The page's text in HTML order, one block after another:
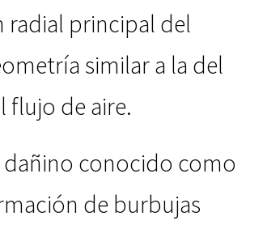
radial principal del
similar a la del
flujo de aire.
conocido como
de burbujas